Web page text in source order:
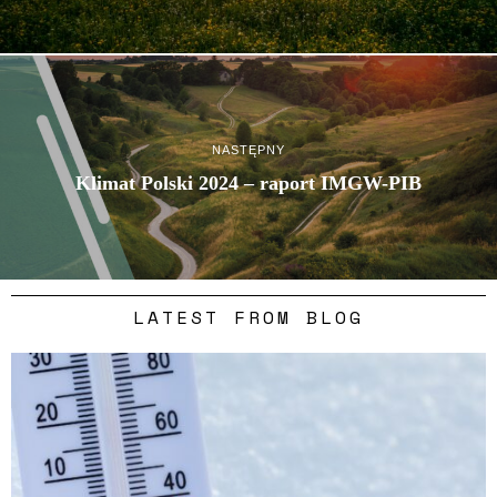
NASTĘPNY
Klimat Polski 2024 – raport IMGW-PIB
LATEST FROM BLOG